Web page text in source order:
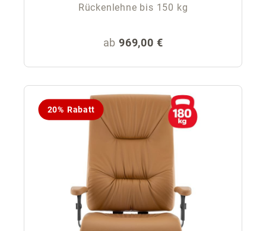
Rückenlehne bis 150 kg
Regulärer Preis:
ab 969,00 €
20% Rabatt